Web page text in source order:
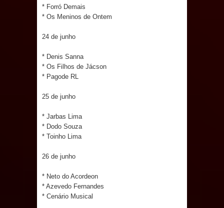
questionamentos da vereadora
Rosângela e afirma que
parcelamentos são referentes a
débitos históricos
* Forró Demais
* Os Meninos de Ontem
24 de junho
* Denis Sanna
* Os Filhos de Jácson
* Pagode RL
25 de junho
* Jarbas Lima
* Dodo Souza
* Toinho Lima
26 de junho
* Neto do Acordeon
* Azevedo Fernandes
* Cenário Musical